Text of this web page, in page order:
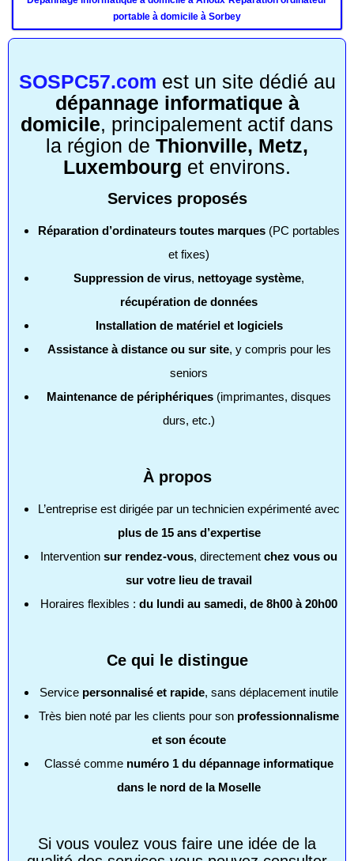
portable à domicile à Sorbey
SOSPC57.com est un site dédié au
dépannage informatique à
domicile, principalement actif dans
la région de Thionville, Metz,
Luxembourg et environs.
Services proposés
Réparation d’ordinateurs toutes marques (PC portables
et fixes)
Suppression de virus, nettoyage système,
récupération de données
Installation de matériel et logiciels
Assistance à distance ou sur site, y compris pour les
seniors
Maintenance de périphériques (imprimantes, disques
durs, etc.)
À propos
L’entreprise est dirigée par un technicien expérimenté avec
plus de 15 ans d’expertise
Intervention sur rendez-vous, directement chez vous ou
sur votre lieu de travail
Horaires flexibles : du lundi au samedi, de 8h00 à 20h00
Ce qui le distingue
Service personnalisé et rapide, sans déplacement inutile
Très bien noté par les clients pour son professionnalisme
et son écoute
Classé comme numéro 1 du dépannage informatique
dans le nord de la Moselle
Si vous voulez vous faire une idée de la